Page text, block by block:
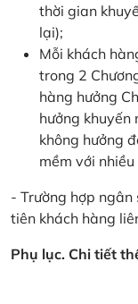
thời gian
lại);
Mỗi khách
trong 2
hàng hưởng
hưởng khuyến
không hưởng
mềm với
- Trường hợp ngân
tiên khách hàng
Phụ lục. Chi tiết